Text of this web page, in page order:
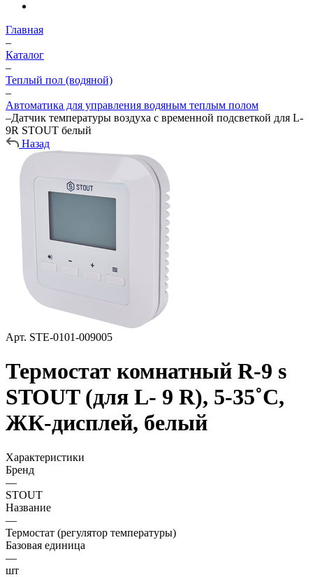
Главная
–
Каталог
–
Теплый пол (водяной)
–
Автоматика для управления водяным теплым полом
–Датчик температуры воздуха с временной подсветкой для L-
9R STOUT белый
Назад
Арт. STE-0101-009005
Термостат комнатный R-9 s
STOUT (для L- 9 R), 5-35˚С,
ЖК-дисплей, белый
Характеристики
Бренд
—
STOUT
Название
—
Термостат (регулятор температуры)
Базовая единица
—
шт